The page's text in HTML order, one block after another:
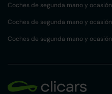
Coches de segunda mano y ocasión
Coches de segunda mano y ocasión
Coches de segunda mano y ocasión